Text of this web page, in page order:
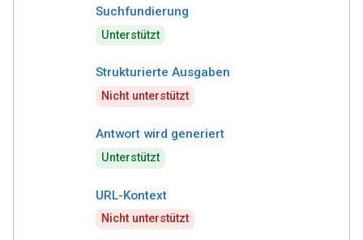
Suchfundierung
Unterstützt
Strukturierte Ausgaben
Nicht unterstützt
Antwort wird generiert
Unterstützt
URL-Kontext
Nicht unterstützt